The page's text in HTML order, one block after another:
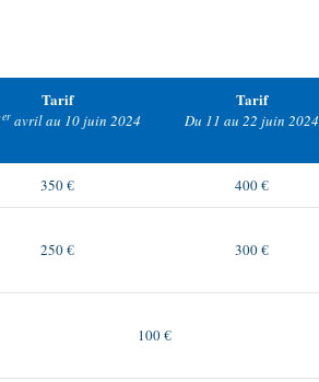
Tarif
eravril au 10 juin 2024
Tarif
Du 11 au 22 juin 2024
350 € 400 €
250 € 300 €
100 €